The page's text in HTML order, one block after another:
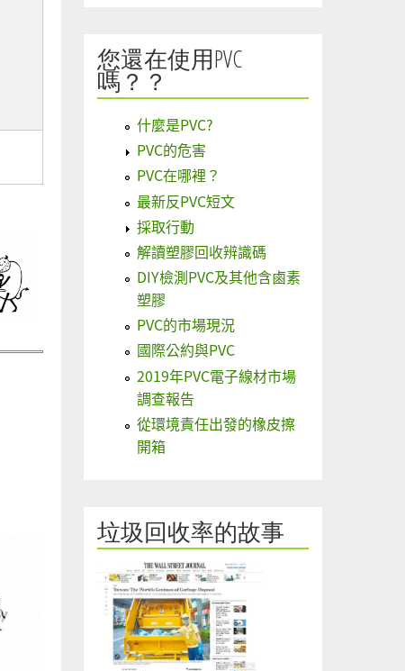
您還在使用PVC
嗎？？
什麼是PVC?
PVC的危害
PVC在哪裡？
最新反PVC短文
採取行動
解讀塑膠回收辨識碼
DIY檢測PVC及其他含鹵素
塑膠
PVC的市場現況
國際公約與PVC
2019年PVC電子線材市場
調查報告
從環境責任出發的橡皮擦
開箱
垃圾回收率的故事